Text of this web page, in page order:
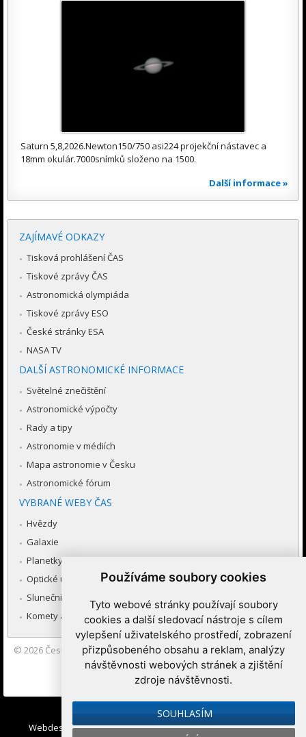
Používáme soubory cookies
Tyto webové stránky používají soubory
cookies a další sledovací nástroje s cílem
vylepšení uživatelského prostředí, zobrazení
přizpůsobeného obsahu a reklam, analýzy
návštěvnosti webových stránek a zjištění
zdroje návštěvnosti.
SOUHLASÍM
Saturn 5,8,2026.Newton150/750 asi224 projekční nástavec a
18mm okulár.7000snímků složeno na 1500.
Další informace »
ZAJÍMAVÉ ODKAZY
Tisková prohlášení ČAS
Tiskové zprávy ČAS
Astronomická olympiáda
Tiskové zprávy ESO
České stránky ESA
NASA TV
DALŠÍ ASTRONOMICKÉ INFORMACE
Světelné znečištění
Astronomické výpočty
Rady a tipy
Astronomie v médiích
Mapa astronomie v Česku
Astronomické fórum
VYBRANÉ WEBY ČAS
Hvězdy
Galaxie
Planetky
Optické úkazy v atmosféře
Sluneční soustava
Komety a meteory
© 2026 Česká astronomická společnost|Hvězdárna a planetárium
Brno spolupracuje se serverem Astro.cz
Webdesign:Medio interactive, Redakční systémIbis CMS: